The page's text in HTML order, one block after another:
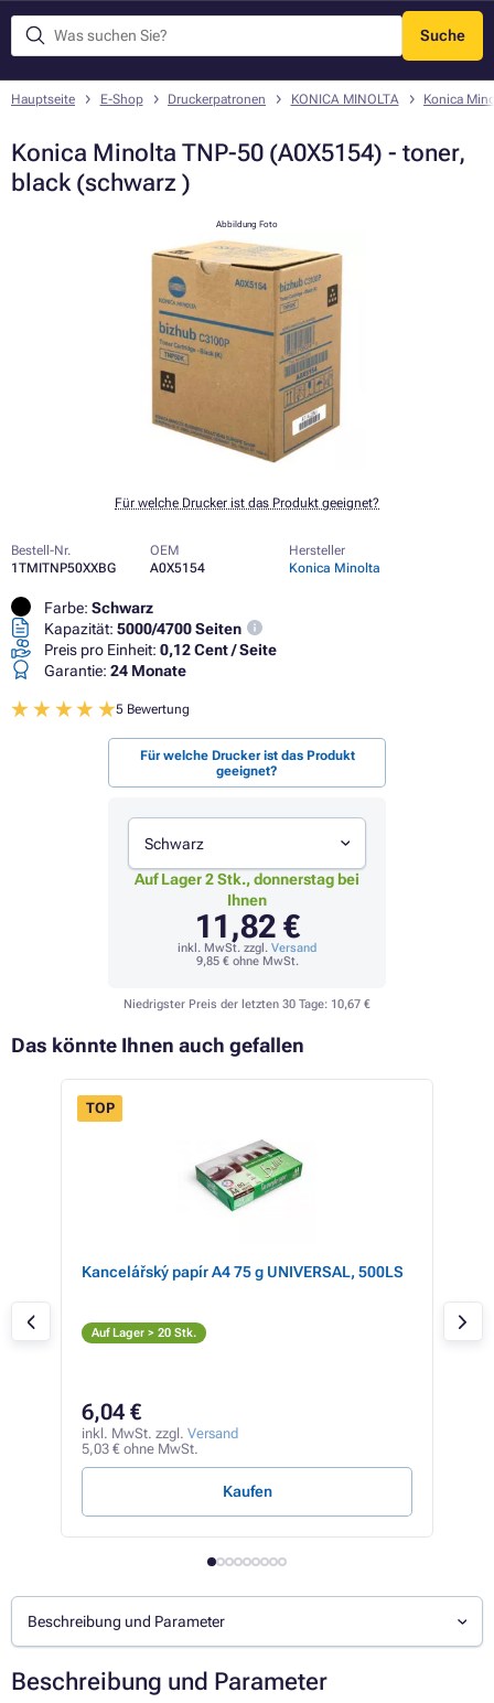
Suche
Menü
Hauptseite E-Shop Druckerpatronen KONICA MINOLTA Konica
Konica Minolta TNP-50 (A0X5154) - toner,
black (schwarz )
Abbildung Foto
Für welche Drucker ist das Produkt geeignet?
Bestell-Nr.
1TMITNP50XXBG
OEM
A0X5154
Hersteller
Konica Minolta
Farbe: Schwarz
Kapazität: 5000/4700 Seiten
Preis pro Einheit: 0,12 Cent / Seite
Garantie: 24 Monate
5 Bewertung
Für welche Drucker ist das Produkt
geeignet?
Schwarz
Auf Lager 2 Stk., donnerstag bei
Ihnen
11,82 €
inkl. MwSt. zzgl. Versand
9,85 €ohne MwSt.
Niedrigster Preis der letzten 30 Tage: 10,67 €
Das könnte Ihnen auch gefallen
TOP
Kancelářský papír A4 75 g UNIVERSAL, 500LS
Auf Lager > 20 Stk.
6,04 €
inkl. MwSt. zzgl. Versand
5,03 € ohne MwSt.
Kaufen
Beschreibung und Parameter
Beschreibung und Parameter